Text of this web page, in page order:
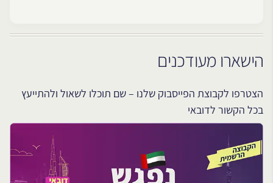
הישארו מעודכנים
הצטרפו לקבוצת הפייסבוק שלנו – שם תוכלו לשאול ולהתייעץ
בכל הקשור לדובאי